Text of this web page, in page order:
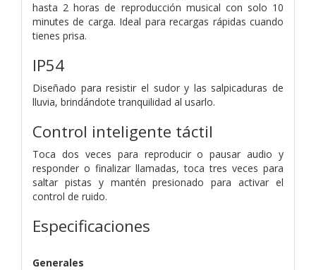
hasta 2 horas de reproducción musical con solo 10
minutes de carga. Ideal para recargas rápidas cuando
tienes prisa.
IP54
Diseñado para resistir el sudor y las salpicaduras de
lluvia, brindándote tranquilidad al usarlo.
Control inteligente táctil
Toca dos veces para reproducir o pausar audio y
responder o finalizar llamadas, toca tres veces para
saltar pistas y mantén presionado para activar el
control de ruido.
Especificaciones
Generales